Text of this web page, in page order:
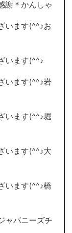
謝＊かんしゃ
います(^^♪お
います(^^♪
います(^^♪岩
います(^^♪堀
います(^^♪大
います(^^♪橋
ャパニーズチ